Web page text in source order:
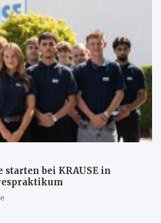
bei KRAUSE in